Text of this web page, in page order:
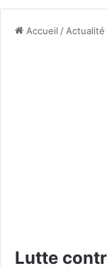
Accueil / Actualité
Lutte